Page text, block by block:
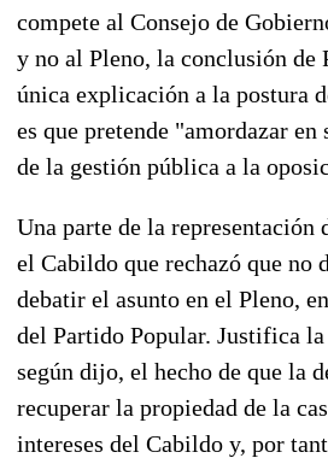
compete al Consejo de
y no al Pleno, la conclusión de
única explicación a la postura
es que pretende "amordazar
de la gestión pública a la
Una parte de la representación
el Cabildo que rechazó que no
debatir el asunto en el Pleno,
del Partido Popular. Justifica
según dijo, el hecho de que la
recuperar la propiedad de la
intereses del Cabildo y, por